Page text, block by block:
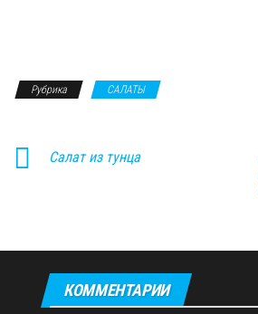
Рубрика САЛАТЫ
Салат из тунца
КОММЕНТАРИИ